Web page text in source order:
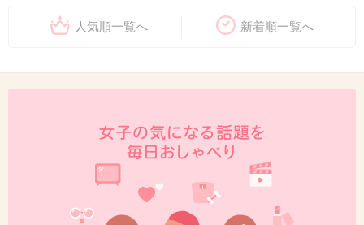
人気順一覧へ 新着順一覧へ